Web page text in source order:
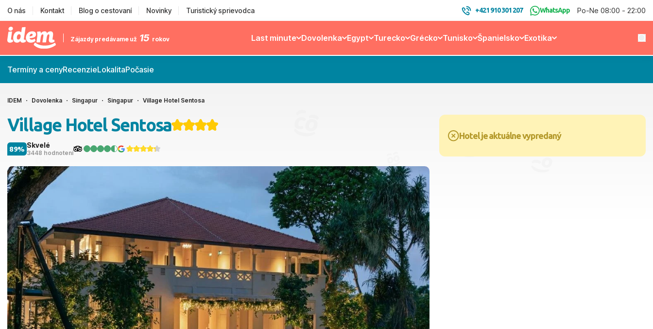
O nás Kontakt Blog o cestovaní Novinky Turistický sprievodca +421 910 301 207 WhatsApp Po-Ne 08:00 - 22:00
Zájazdy predávame už 15 rokov Last minute Dovolenka Egypt Turecko Grécko Tunisko Španielsko Exotika
Termíny a cenyRecenzieLokalitaPočasie
IDEM Dovolenka Singapur Singapur Village Hotel Sentosa
Village Hotel Sentosa
Skvelé
3448 hodnotení
89%
Hotel je aktuálne vypredaný